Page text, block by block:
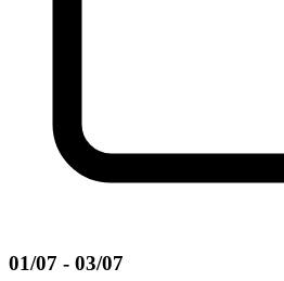
01/07 - 03/07